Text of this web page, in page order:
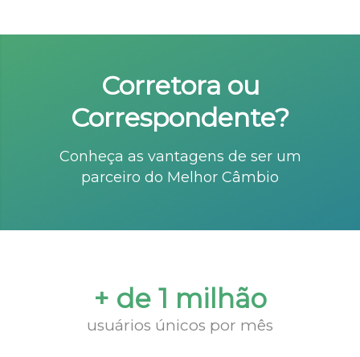
Corretora ou
Correspondente?
Conheça as vantagens de ser um
parceiro do Melhor Câmbio
+ de 1 milhão
usuários únicos por mês